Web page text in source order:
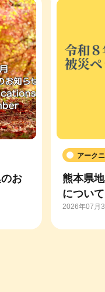
お
アーク
熊本県
について
2026年07月